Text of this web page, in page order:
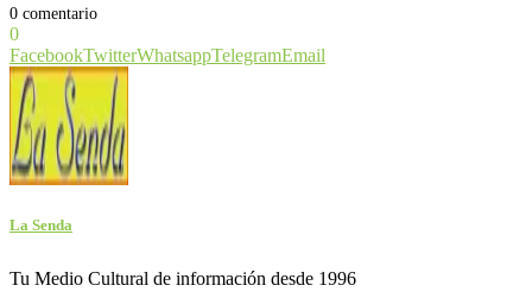
0 comentario
0
FacebookTwitterWhatsappTelegramEmail
La Senda
Tu Medio Cultural de información desde 1996